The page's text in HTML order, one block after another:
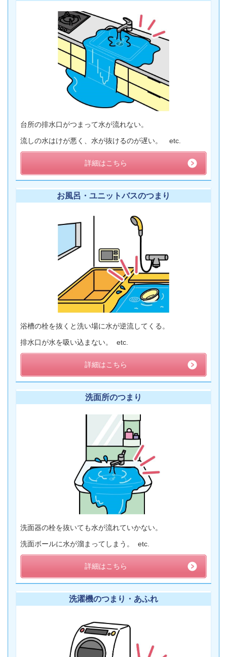
台所の排水口がつまって水が流れない。
流しの水はけが悪く、水が抜けるのが遅い。 etc.
詳細はこちら
お風呂・ユニットバスのつまり
浴槽の栓を抜くと洗い場に水が逆流してくる。
排水口が水を吸い込まない。 etc.
詳細はこちら
洗面所のつまり
洗面器の栓を抜いても水が流れていかない。
洗面ボールに水が溜まってしまう。 etc.
詳細はこちら
洗濯機のつまり・あふれ